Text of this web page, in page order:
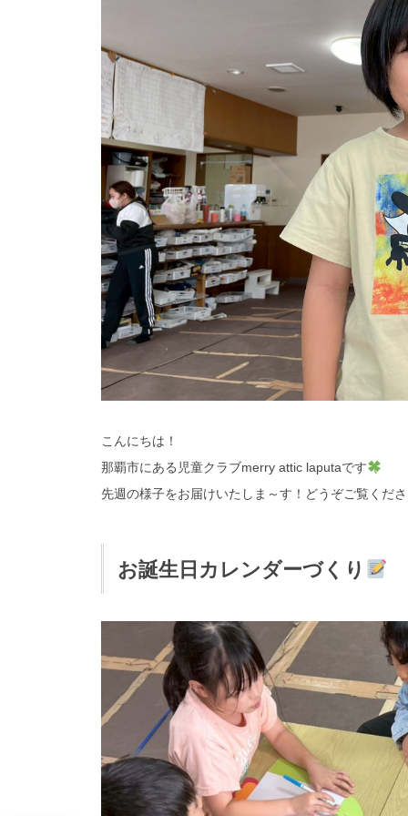
こんにちは！
那覇市にある児童クラブmerry attic laputaです
先週の様子をお届けいたしま～す！どうぞご覧くだ
お誕生日カレンダーづくり